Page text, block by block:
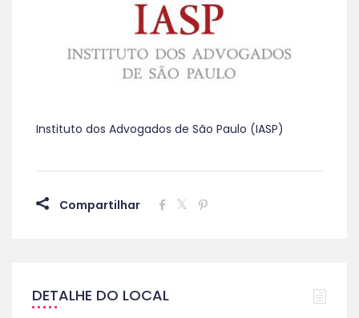
Instituto dos Advogados de São Paulo (IASP)
Compartilhar
DETALHE DO LOCAL